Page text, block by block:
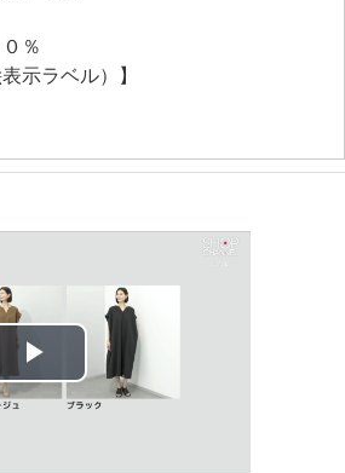
％
示ラベル）】
酸素系漂白不可
り干し
（低温）
：石油系ドライクリーニング可
グ：可
アラベル）】
Play